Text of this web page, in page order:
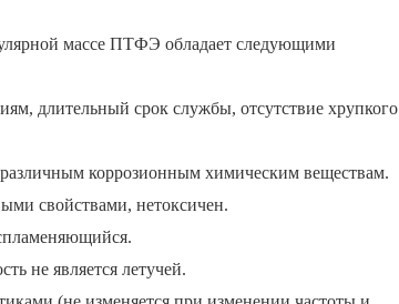
массе ПТФЭ обладает следующими
длительный срок службы, отсутствие хрупкого
коррозионным химическим веществам.
свойствами, нетоксичен.
не является летучей.